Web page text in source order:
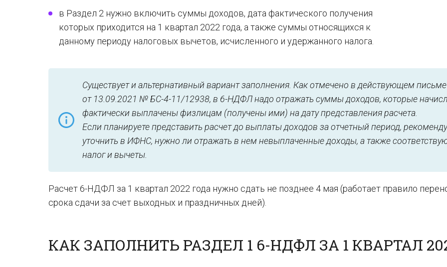
в Раздел 2 нужно включить суммы доходов, дата фактического получения
которых приходится на 1 квартал 2022 года, а также суммы относящихся к
данному периоду налоговых вычетов, исчисленного и удержанного налога.
Существует и альтернативный вариант заполнения. Как отмечено в действующем
от 13.09.2021 № БС-4-11/12938, в 6-НДФЛ надо отражать суммы доходов, которые
фактически выплачены физлицам (получены ими) на дату представления расчета.
Если планируете представить расчет до выплаты доходов за отчетный период,
уточнить в ИФНС, нужно ли отражать в нем невыплаченные доходы, а также
налог и вычеты.
Расчет 6-НДФЛ за 1 квартал 2022 года нужно сдать не позднее 4 мая (работает правило
срока сдачи за счет выходных и праздничных дней).
КАК ЗАПОЛНИТЬ РАЗДЕЛ 1 6-НДФЛ ЗА 1 КВАРТАЛ